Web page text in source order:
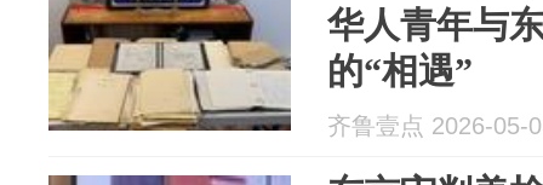
华人青年与
的“相遇”
齐鲁壹点 2026-05-